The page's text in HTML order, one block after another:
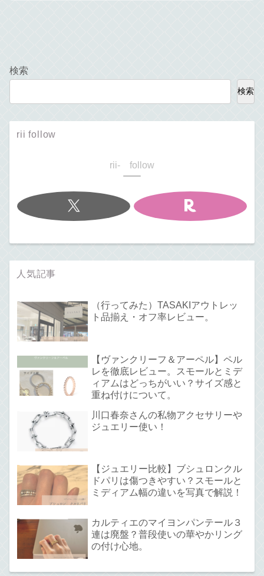
検索
検索
rii follow
rii- follow
人気記事
（行ってみた）TASAKIアウトレッ
ト品揃え・オフ率レビュー。
【ヴァンクリーフ＆アーペル】ペル
レを徹底レビュー。スモールとミデ
ィアムはどっちがいい？サイズ感と
重ね付けについて。
川口春奈さんの私物アクセサリーや
ジュエリー使い！
【ジュエリー比較】ブシュロンクル
ドパリは傷つきやすい？スモールと
ミディアム幅の違いを写真で解説！
カルティエのマイヨンパンテール３
連は廃盤？普段使いの華やかリング
の付け心地。